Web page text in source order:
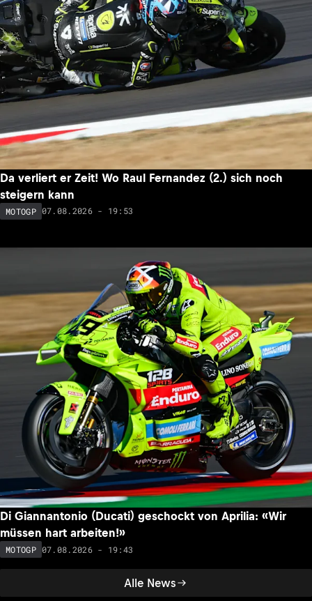
Alle News
Da verliert er Zeit! Wo Raul Fernandez (2.) sich noch
steigern kann
MOTOGP 07.08.2026 - 19:53
Di Giannantonio (Ducati) geschockt von Aprilia: «Wir
müssen hart arbeiten!»
MOTOGP 07.08.2026 - 19:43